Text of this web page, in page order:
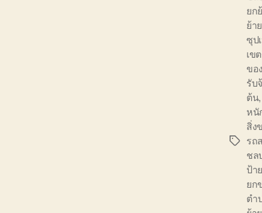
Tags
ยก
ย้า
ซุป
เข
ขอ
รับ
ต้น,
หนั
สิ่ง
รถ
ชล
ป้า
ยก
ตำ